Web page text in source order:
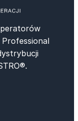
Professional